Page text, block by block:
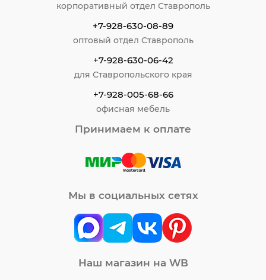
корпоративный отдел Ставрополь
+7-928-630-08-89
оптовый отдел Ставрополь
+7-928-630-06-42
для Ставропольского края
+7-928-005-68-66
офисная мебель
Принимаем к оплате
Мы в социальных сетях
Наш магазин на WB